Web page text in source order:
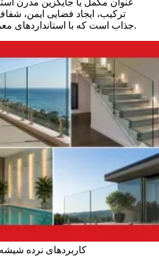
ترکیب، ایجاد فضایی ایمن،
جذاب است که با استانداردهای معماری روز همخوانی دارد.
کاربردهای نرده